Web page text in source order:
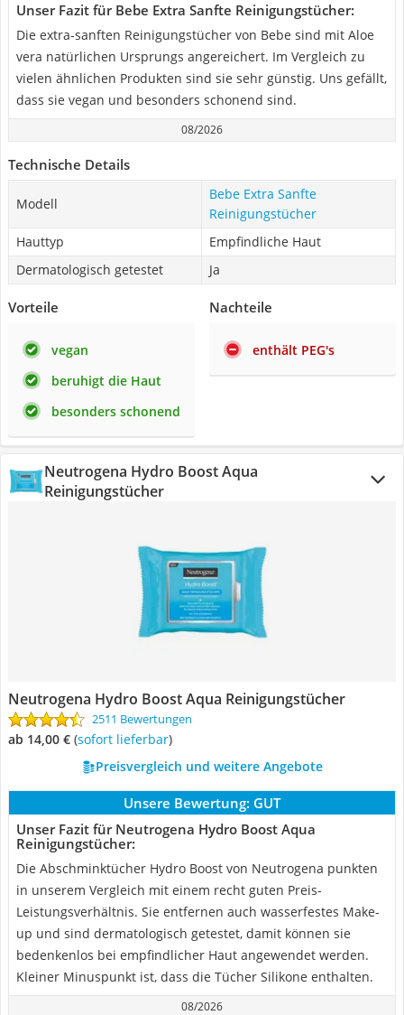
Unser Fazit für Bebe Extra Sanfte Reinigungstücher:
Die extra-sanften Reinigungstücher von Bebe sind mit Aloe
vera natürlichen Ursprungs angereichert. Im Vergleich zu
vielen ähnlichen Produkten sind sie sehr günstig. Uns gefällt,
dass sie vegan und besonders schonend sind.
08/2026
Technische Details
Modell
Bebe Extra Sanfte
Reinigungstücher
Hauttyp
Empfindliche Haut
Dermatologisch getestet
Ja
Vorteile
vegan
beruhigt die Haut
besonders schonend
Nachteile
enthält PEG's
Neutrogena Hydro Boost Aqua
Reinigungstücher
Neutrogena Hydro Boost Aqua Reinigungstücher
2511 Bewertungen
ab 14,00 € ( Sofort lieferbar)
Preisvergleich und weitere Angebote
Unsere Bewertung: GUT
Unser Fazit für Neutrogena Hydro Boost Aqua
Reinigungstücher:
Die Abschminktücher Hydro Boost von Neutrogena punkten
in unserem Vergleich mit einem recht guten Preis-
Leistungsverhältnis. Sie entfernen auch wasserfestes Make-
up und sind dermatologisch getestet, damit können sie
bedenkenlos bei empfindlicher Haut angewendet werden.
Kleiner Minuspunkt ist, dass die Tücher Silikone enthalten.
08/2026